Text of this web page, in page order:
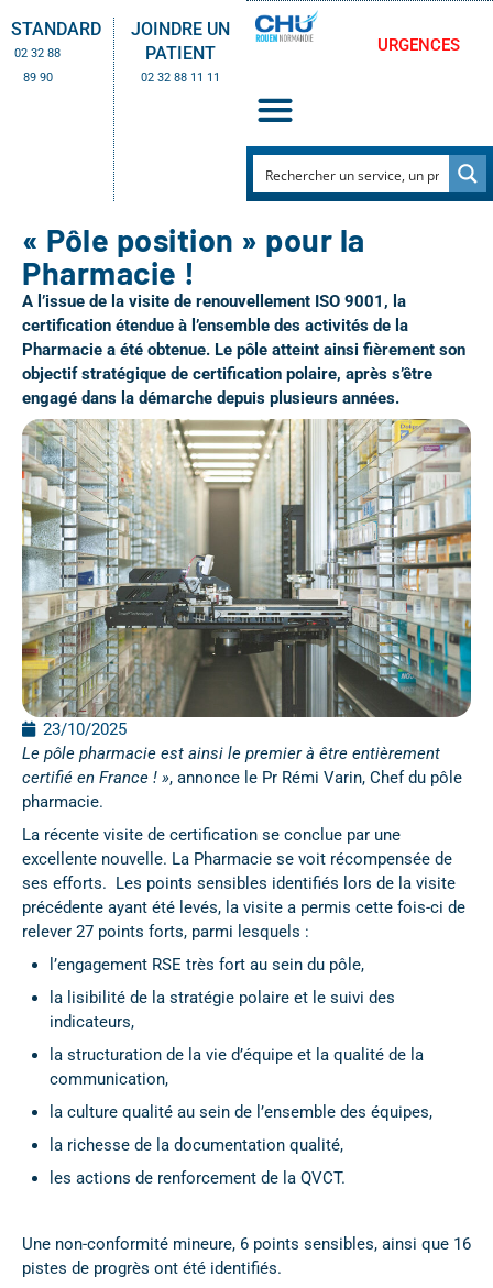
STANDARD
02 32 88
89 90
JOINDRE UN
PATIENT
02 32 88 11 11
URGENCES
« Pôle position » pour la
Pharmacie !
A l’issue de la visite de renouvellement ISO 9001 , la
certification étendue à l’ensemble des activités de la
Pharmacie a été obtenue. Le pôle atteint ainsi fièrement son
objectif stratégique de certification polaire, après s’être
engagé dans la démarche depuis plusieurs années.
23/10/2025
Le pôle pharmacie est ainsi le premierà être entièrement
certifié en France ! », annonce le Pr Rémi Varin, Chef du pôle
pharmacie.
La récente visite de certification se conclue par une
excellente nouvelle. La Pharmacie se voit récompensée de
ses efforts. Les points sensibles identifiés lors de la visite
précédente ayant été levés, la visite a permis cette fois-ci de
relever 27 points forts, parmi lesquels :
l’engagement RSE très fort au sein du pôle,
la lisibilité de la stratégie polaire et le suivi des
indicateurs,
la structuration de la vie d’équipe et la qualité de la
communication,
la culture qualité au sein de l’ensemble des équipes,
la richesse de la documentation qualité,
les actions de renforcement de la QVCT.
Une non-conformité mineure, 6 points sensibles, ainsi que 16
pistes de progrès ont été identifiés.